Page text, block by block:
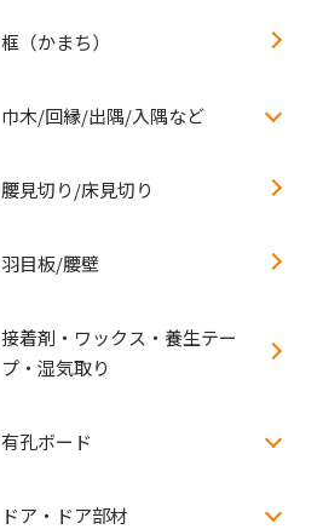
框（かまち）
巾木/回縁/出隅/入隅など
腰見切り/床見切り
羽目板/腰壁
接着剤・ワックス・養生テー
プ・湿気取り
有孔ボード
ドア・ドア部材